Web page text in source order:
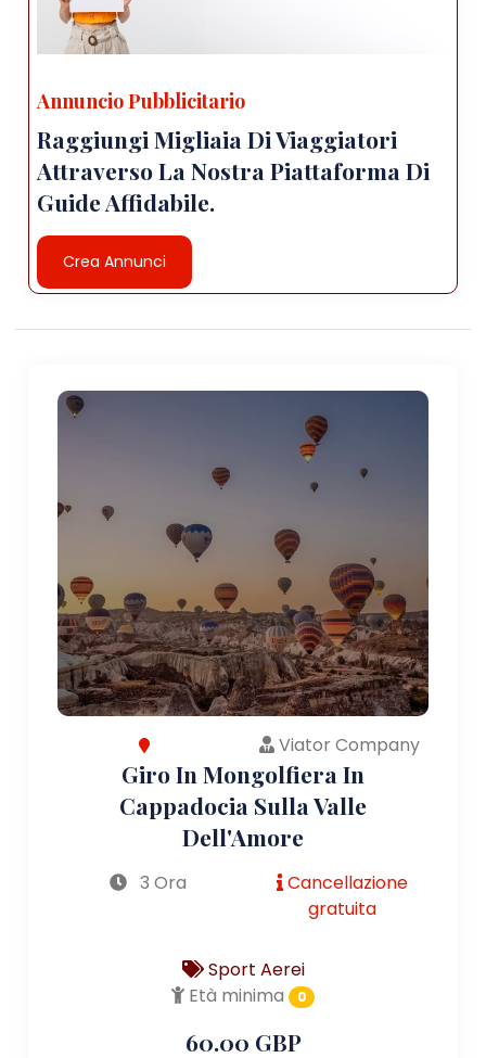
Annuncio Pubblicitario
Raggiungi Migliaia Di Viaggiatori
Attraverso La Nostra Piattaforma Di
Guide Affidabile.
Crea Annunci
Viator Company
Giro In Mongolfiera In
Cappadocia Sulla Valle
Dell'Amore
3 Ora
Cancellazione
gratuita
Sport Aerei
Età minima
0
60.00 GBP